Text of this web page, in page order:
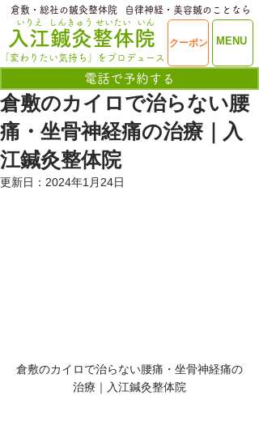
ME
​入江鍼灸整体院
いりえ
MENU
クーポン
電話で予約する
せいたい
しんきゅう いん
「変わりたい気持ち」をプロデュース
​倉敷・総社の鍼灸整体院 ​自律神経・美容鍼のことなら
倉敷のカイロで治らない腰
痛・坐骨神経痛の治療｜入
江鍼灸整体院
更新日： 2024年1月24日
倉敷のカイロで治らない腰痛・坐骨神経痛の
治療｜入江鍼灸整体院